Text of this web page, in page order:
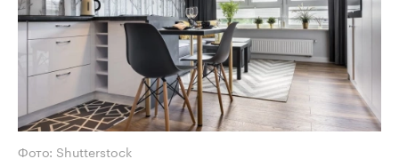
Фото: Shutterstock